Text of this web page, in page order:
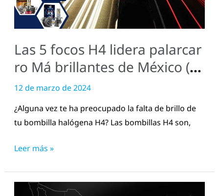
Las 5 focos H4 lidera palarcar
ro Má brillantes de México (al
ta y baja)
12 de marzo de 2024
¿Alguna vez te ha preocupado la falta de brillo de
tu bombilla halógena H4? Las bombillas H4 son,
palarcarro
de
México
y
baja)
Leer más »